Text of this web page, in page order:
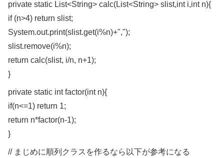
private static List<String> calc(List<String> slist,int i,int n){
if (n>4) return slist;
System.out.print(slist.get(i%n)+",");
slist.remove(i%n);
return calc(slist, i/n, n+1);
}
private static int factor(int n){
if(n<=1) return 1;
return n*factor(n-1);
}
// まじめに順列クラスを作るなら以下が参考になる